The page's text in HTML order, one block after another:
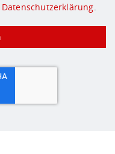
Datenschutzerklärung.